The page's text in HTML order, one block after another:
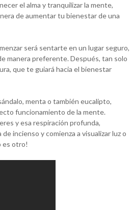
el alma y tranquilizar la mente,
de aumentar tu bienestar de una
será sentarte en un lugar seguro,
manera preferente. Después, tan solo
que te guiará hacia el bienestar
menta o también eucalipto,
funcionamiento de la mente.
y esa respiración profunda,
incienso y comienza a visualizar luz o
es otro!